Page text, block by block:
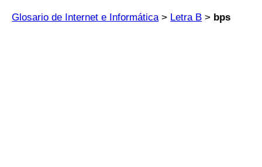
Glosario de Internet e Informática> Letra B > bps